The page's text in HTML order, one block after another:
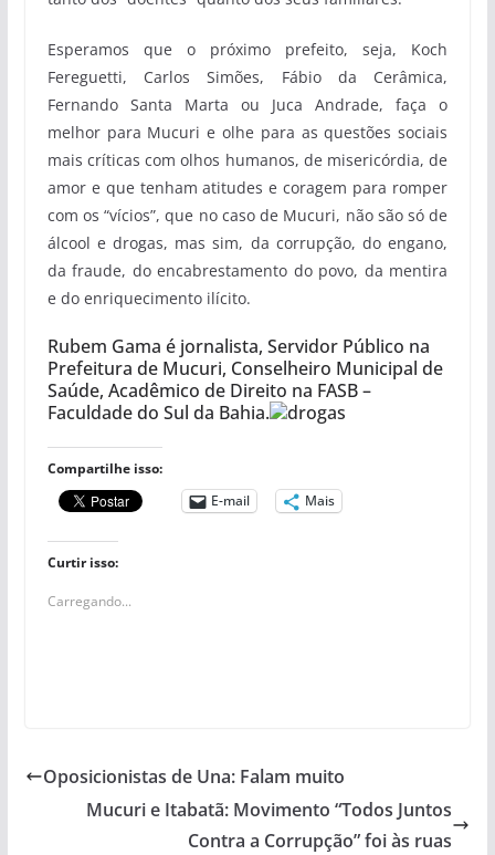
Esperamos que o próximo prefeito, seja, Koch
Fereguetti, Carlos Simões, Fábio da Cerâmica,
Fernando Santa Marta ou Juca Andrade, faça o
melhor para Mucuri e olhe para as questões sociais
mais críticas com olhos humanos, de misericórdia, de
amor e que tenham atitudes e coragem para romper
com os “vícios”, que no caso de Mucuri, não são só de
álcool e drogas, mas sim, da corrupção, do engano,
da fraude, do encabrestamento do povo, da mentira
e do enriquecimento ilícito.
Rubem Gama é jornalista, Servidor Público na
Prefeitura de Mucuri, Conselheiro Municipal de
Saúde, Acadêmico de Direito na FASB –
Faculdade do Sul da Bahia.
Compartilhe isso:
E-mail
Mais
Curtir isso:
Carregando...
Oposicionistas de Una: Falam muito
Mucuri e Itabatã: Movimento “Todos Juntos
Contra a Corrupção” foi às ruas